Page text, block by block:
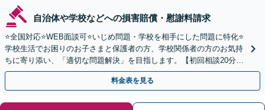
自治体や学校などへの損害賠償・慰謝料請求
⭐️全国対応⭐️WEB面談可⭐️いじめ問題・学校を相手にした問題に特化⭐️
学校生活でお困りのお子さまと保護者の方、学校関係者の方のお気持
ちに寄り添い、「適切な問題解決」を目指します。【初回相談20分無
料】
料金表を見る